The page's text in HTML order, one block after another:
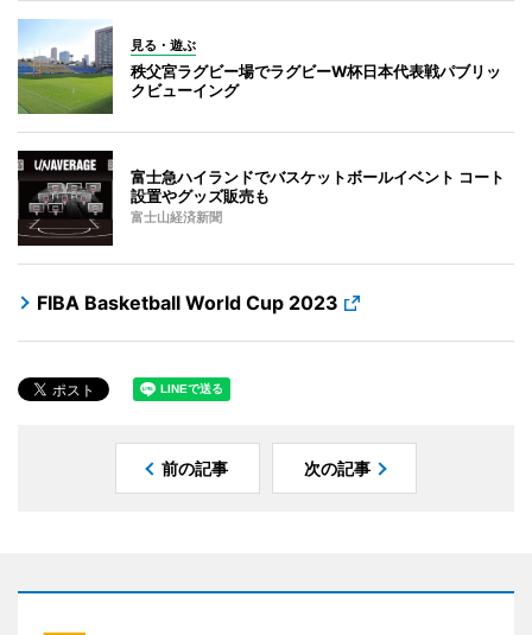
見る・遊ぶ
秩父宮ラグビー場でラグビーW杯日本代表戦パブリッ
クビューイング
富士急ハイランドでバスケットボールイベント コート
設置やグッズ販売も
富士山経済新聞
FIBA Basketball World Cup 2023
前の記事 次の記事